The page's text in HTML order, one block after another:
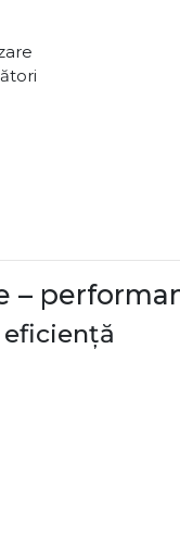
–